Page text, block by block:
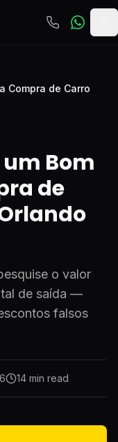
Compra de Carro
Bom
de
o valor
de saída —
falsos
14 min read